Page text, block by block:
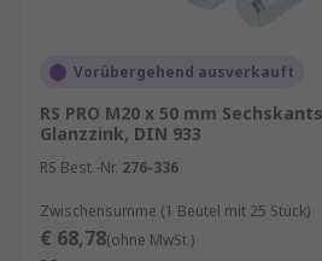
sich gut für Anwendungen
glattes Erscheinungsbild
Anwendungsbereiche von
Sechskantschrauben
Vorübergehend ausverkauft
RS PRO M20 x 50 mm
Glanzzink, DIN 933
RS Best.-Nr. 276-336
Zwischensumme (1 Beutel mit 25 Stück)
€ 68,78(ohne MwSt.)